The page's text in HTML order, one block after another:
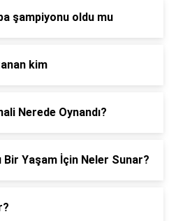
şampiyonu oldu mu
kim
Nerede Oynandı?
Bir Yaşam İçin Neler Sunar?